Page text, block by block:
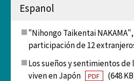
Espanol
"Nihongo Taikentai
participación de 12
Los sueños y sentimientos
viven en Japón
PDF
(648